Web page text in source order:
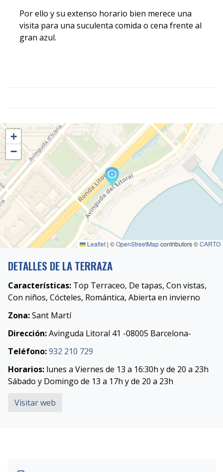
Por ello y su extenso horario bien merece una
visita para una suculenta comida o cena frente al
gran azul.
+
−
Leaflet | ©OpenStreetMapcontributors ©CARTO
DETALLES DE LA TERRAZA
Características: Top Terraceo, De tapas, Con vistas,
Con niños, Cócteles, Romántica, Abierta en invierno
Zona:Sant Martí
Dirección:Avinguda Litoral 41 -08005 Barcelona-
Teléfono:932 210 729
Horarios: lunes a Viernes de 13 a 16:30h y de 20 a 23h
Sábado y Domingo de 13 a 17h y de 20 a 23h
Visitar web